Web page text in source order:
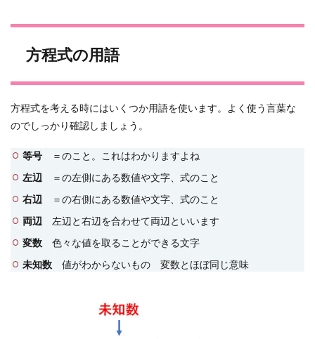
方程式の用語
方程式を考える時にはいくつか用語を使います。よく使う言葉な
のでしっかり確認しましょう。
等号 ＝のこと。これはわかりますよね
左辺 ＝の左側にある数値や文字、式のこと
右辺 ＝の右側にある数値や文字、式のこと
両辺 左辺と右辺を合わせて両辺といいます
変数 色々な値を取ることができる文字
未知数 値がわからないもの 変数とほぼ同じ意味